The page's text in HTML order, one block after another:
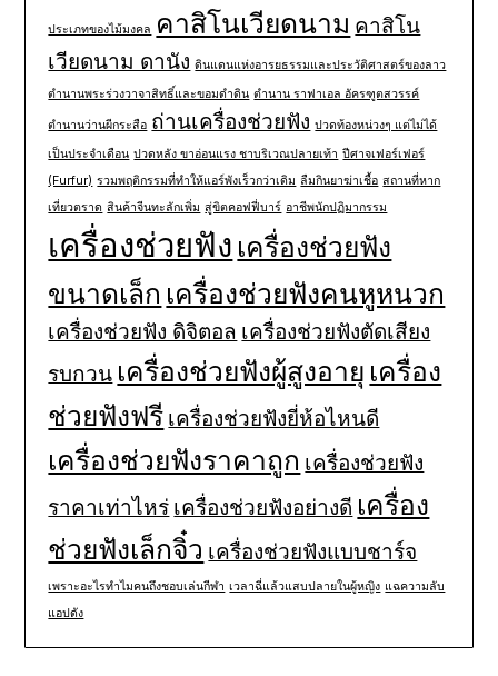
ประเภทของไม้มงคล คาสิโนเวียดนาม คาสิโน
เวียดนาม ดานัง ดินแดนแห่งอารยธรรมและประวัติศาสตร์ของลาว
ตำนานพระร่วงวาจาสิทธิ์และขอมดำดิน ตำนาน ราฟาเอล อัครฑูตสวรรค์
ตำนานว่านผีกระสือ ถ่านเครื่องช่วยฟัง ปวดท้องหน่วงๆ แต่ไม่ได้
เป็นประจำเดือน ปวดหลัง ขาอ่อนแรง ชาบริเวณปลายเท้า ปีศาจเฟอร์เฟอร์
(Furfur) รวมพฤติกรรมที่ทำให้แอร์พังเร็วกว่าเดิม ลืมกินยาฆ่าเชื้อ สถานที่หาก
เที่ยวตราด สินค้าจีนทะลักเพิ่ม สู่ขิตคอฟฟี่บาร์ อาชีพนักปฏิมากรรม
เครื่องช่วยฟัง เครื่องช่วยฟัง
ขนาดเล็ก เครื่องช่วยฟังคนหูหนวก
เครื่องช่วยฟัง ดิจิตอล เครื่องช่วยฟังตัดเสียง
รบกวน เครื่องช่วยฟังผู้สูงอายุ เครื่อง
ช่วยฟังฟรี เครื่องช่วยฟังยี่ห้อไหนดี
เครื่องช่วยฟังราคาถูก เครื่องช่วยฟัง
ราคาเท่าไหร่ เครื่องช่วยฟังอย่างดี เครื่อง
ช่วยฟังเล็กจิ๋ว เครื่องช่วยฟังแบบชาร์จ
เพราะอะไรทำไมคนถึงชอบเล่นกีฬา เวลาฉี่แล้วแสบปลายในผู้หญิง แฉความลับ
แอปดัง